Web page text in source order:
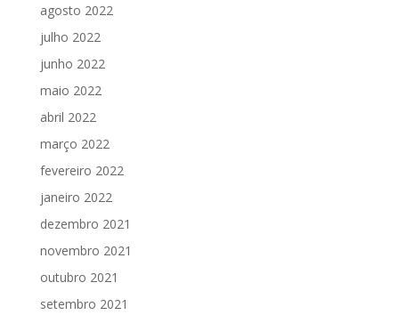
agosto 2022
julho 2022
junho 2022
maio 2022
abril 2022
março 2022
fevereiro 2022
janeiro 2022
dezembro 2021
novembro 2021
outubro 2021
setembro 2021